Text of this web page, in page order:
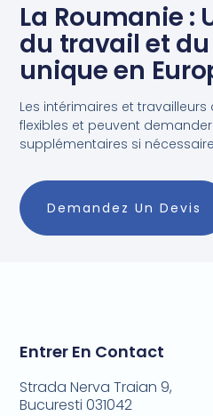
La Roumanie :
du travail et
unique en
Les intérimaires et
flexibles et peuvent
supplémentaires si
Demandez Un Devis
Entrer En Contact
Strada Nerva Traian 9,
Bucuresti 031042